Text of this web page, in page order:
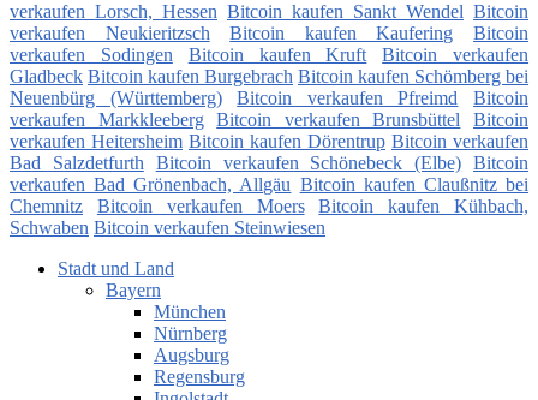
verkaufen Lorsch, Hessen Bitcoin kaufen Sankt Wendel Bitcoin
verkaufen Neukieritzsch
Bitcoin kaufen Kaufering
Bitcoin
verkaufen Sodingen
Bitcoin kaufen Kruft
Bitcoin verkaufen
Gladbeck Bitcoin kaufen Burgebrach Bitcoin kaufen Schömberg bei
Neuenbürg (Württemberg)
Bitcoin verkaufen Pfreimd
Bitcoin
verkaufen Markkleeberg
Bitcoin verkaufen Brunsbüttel
Bitcoin
verkaufen Heitersheim Bitcoin kaufen Dörentrup Bitcoin verkaufen
Bad Salzdetfurth
Bitcoin verkaufen Schönebeck (Elbe) Bitcoin
verkaufen Bad Grönenbach, Allgäu Bitcoin kaufen Claußnitz bei
Chemnitz
Bitcoin verkaufen Moers
Bitcoin kaufen Kühbach,
Schwaben Bitcoin verkaufen Steinwiesen
Stadt und Land
Bayern
München
Nürnberg
Augsburg
Regensburg